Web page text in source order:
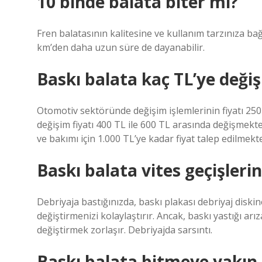
Fren balatasının kalitesine ve kullanım tarzınıza
km’den daha uzun süre de dayanabilir.
Baskı balata kaç TL’ye
Otomotiv sektöründe değişim işlemlerinin fiyatı
değişim fiyatı 400 TL ile 600 TL arasında
ve bakımı için 1.000 TL’ye kadar fiyat talep
Baskı balata vites
Debriyaja bastığınızda, baskı plakası debriyaj
değiştirmenizi kolaylaştırır. Ancak, baskı yastığı
değiştirmek zorlaşır. Debriyajda sarsıntı.